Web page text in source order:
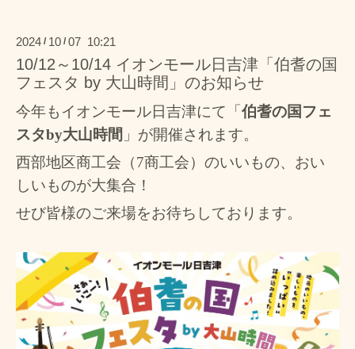
2024 / 10 / 07 10:21
10/12～10/14 イオンモール日吉津「伯耆の国
フェスタ by 大山時間」のお知らせ
今年もイオンモール日吉津にて「伯耆の国フェ
スタby大山時間 」が開催されます。
西部地区商工会（7商工会）のいいもの、おい
しいものが大集合！
せび皆様のご来場をお待ちしております。